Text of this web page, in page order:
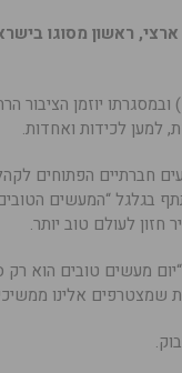
ארצי, ראשון מסוגו
יוזמן הציבור
למען לכידות ואחדות.
חברתיים הפתוחים
בגלגל “המעשים
חזון לעולם טוב יותר.
“יום מעשים טובים הוא
שמצטרפים אלינו